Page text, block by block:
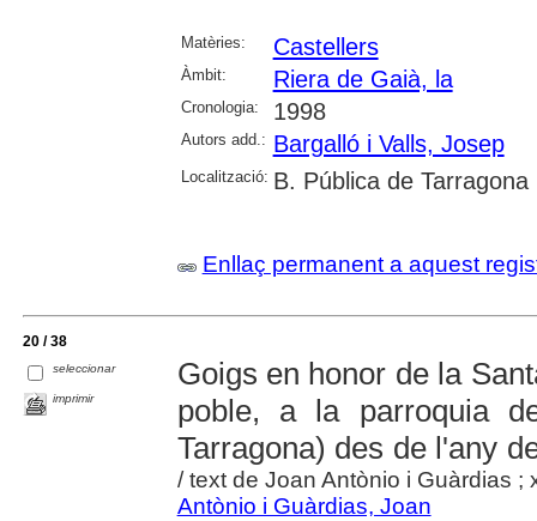
Matèries: Castellers
Àmbit: Riera de Gaià, la
Cronologia: 1998
Autors add.: Bargalló i Valls, Josep
Localització: B. Pública de Tarragona
Enllaç permanent a aquest
20 / 38
seleccionar
imprimir
Goigs en honor de la
poble, a la parroquia
Tarragona) des de l'any
/ text de Joan Antònio i Guàrdias
Antònio i Guàrdias, Joan